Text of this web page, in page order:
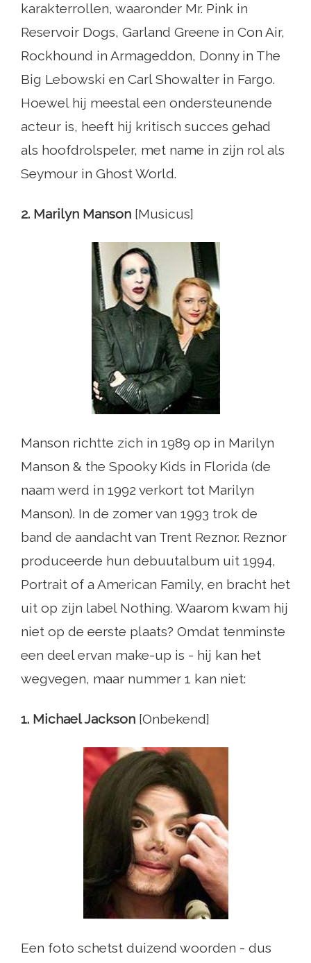
karakterrollen, waaronder Mr. Pink in
Reservoir Dogs, Garland Greene in Con Air,
Rockhound in Armageddon, Donny in The
Big Lebowski en Carl Showalter in Fargo.
Hoewel hij meestal een ondersteunende
acteur is, heeft hij kritisch succes gehad
als hoofdrolspeler, met name in zijn rol als
Seymour in Ghost World.
2. Marilyn Manson [Musicus]
Manson richtte zich in 1989 op in Marilyn
Manson & the Spooky Kids in Florida (de
naam werd in 1992 verkort tot Marilyn
Manson). In de zomer van 1993 trok de
band de aandacht van Trent Reznor. Reznor
produceerde hun debuutalbum uit 1994,
Portrait of a American Family, en bracht het
uit op zijn label Nothing. Waarom kwam hij
niet op de eerste plaats? Omdat tenminste
een deel ervan make-up is - hij kan het
wegvegen, maar nummer 1 kan niet:
1. Michael Jackson [Onbekend]
Een foto schetst duizend woorden - dus